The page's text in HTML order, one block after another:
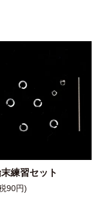
練習セット
90円)